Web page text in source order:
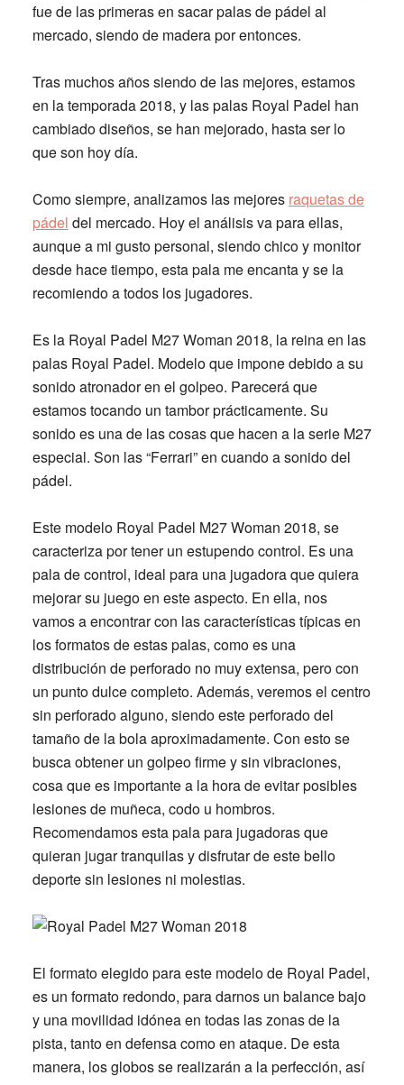
fue de las primeras en sacar palas de pádel al
mercado, siendo de madera por entonces.
Tras muchos años siendo de las mejores, estamos
en la temporada 2018, y laspalas Royal Padel han
cambiado diseños, se han mejorado, hasta ser lo
que son hoy día.
Como siempre, analizamos las mejores raquetas de
pádel del mercado. Hoy el análisis va para ellas,
aunque a mi gusto personal, siendo chico y monitor
desde hace tiempo, esta pala me encanta y se la
recomiendo a todos los jugadores.
Es la Royal Padel M27 Woman 2018, la reina en las
palas Royal Padel. Modelo que impone debido a su
sonido atronador en el golpeo. Parecerá que
estamos tocando un tambor prácticamente. Su
sonido es una de las cosas que hacen a la serie M27
especial. Son las “Ferrari” en cuando a sonido del
pádel.
Este modelo Royal Padel M27 Woman 2018, se
caracteriza por tener un estupendo control. Es una
pala de control, ideal para una jugadora que quiera
mejorar su juego en este aspecto. En ella, nos
vamos a encontrar con las características típicas en
los formatos de estas palas, como es una
distribución de perforado no muy extensa, pero con
un punto dulce completo. Además, veremos el centro
sin perforado alguno, siendo este perforado del
tamaño de la bola aproximadamente. Con esto se
busca obtener un golpeo firme y sin vibraciones,
cosa que es importante a la hora deevitar posibles
lesiones de muñeca, codo u hombros.
Recomendamos esta pala para jugadoras que
quieran jugar tranquilas y disfrutar de este bello
deporte sin lesiones ni molestias.
El formato elegido para este modelo de Royal Padel,
es un formato redondo, para darnos un balance bajo
yuna movilidad idónea en todas las zonas de la
pista, tanto en defensa como en ataque. De esta
manera, los globos se realizarán a la perfección, así